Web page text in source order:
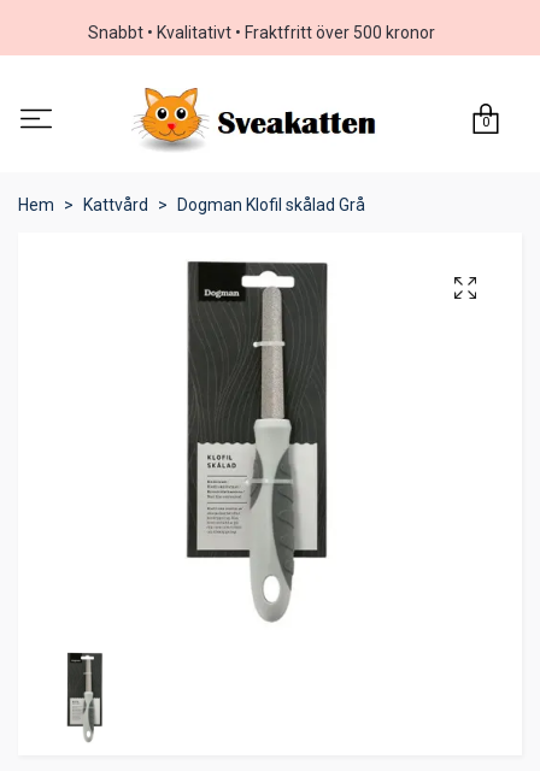
Snabbt • Kvalitativt • Fraktfritt över 500 kronor
0
Hem Kattvård Dogman Klofil skålad Grå